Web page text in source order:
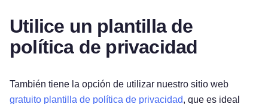
Utilice un plantilla de
política de privacidad
También tiene la opción de utilizar nuestro sitio web
gratuito plantilla de política de privacidad, que es ideal